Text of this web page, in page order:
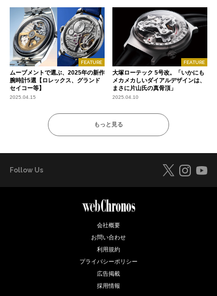
FEATURE
ムーブメントで選ぶ、2025年の新作
腕時計5選【ロレックス、グランド
セイコー等】
2025.04.15
FEATURE
大塚ローテック 5号改。「いかにも
メカメカしいダイアルデザインは、
まさに片山氏の真骨頂」
2025.04.10
もっと見る
Follow Us
会社概要
お問い合わせ
利用規約
プライバシーポリシー
広告掲載
採用情報